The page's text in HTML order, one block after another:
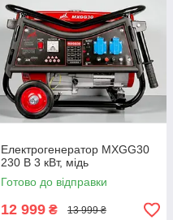
Електрогенератор MXGG30
230 В 3 кВт, мідь
Готово до відправки
12 999 ₴ 13 999 ₴